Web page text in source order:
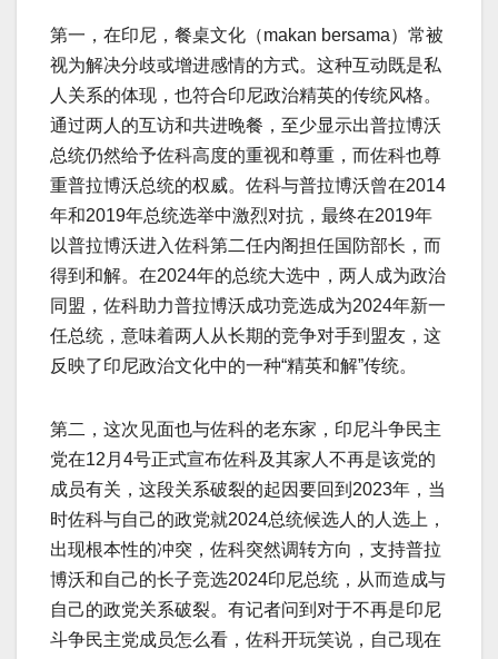
第一，在印尼，餐桌文化（makan bersama）常被
视为解决分歧或增进感情的方式。这种互动既是私
人关系的体现，也符合印尼政治精英的传统风格。
通过两人的互访和共进晚餐，至少显示出普拉博沃
总统仍然给予佐科高度的重视和尊重，而佐科也尊
重普拉博沃总统的权威。佐科与普拉博沃曾在2014
年和2019年总统选举中激烈对抗，最终在2019年
以普拉博沃进入佐科第二任内阁担任国防部长，而
得到和解。在2024年的总统大选中，两人成为政治
同盟，佐科助力普拉博沃成功竞选成为2024年新一
任总统，意味着两人从长期的竞争对手到盟友，这
反映了印尼政治文化中的一种“精英和解”传统。
第二，这次见面也与佐科的老东家，印尼斗争民主
党在12月4号正式宣布佐科及其家人不再是该党的
成员有关，这段关系破裂的起因要回到2023年，当
时佐科与自己的政党就2024总统候选人的人选上，
出现根本性的冲突，佐科突然调转方向，支持普拉
博沃和自己的长子竞选2024印尼总统，从而造成与
自己的政党关系破裂。有记者问到对于不再是印尼
斗争民主党成员怎么看，佐科开玩笑说，自己现在